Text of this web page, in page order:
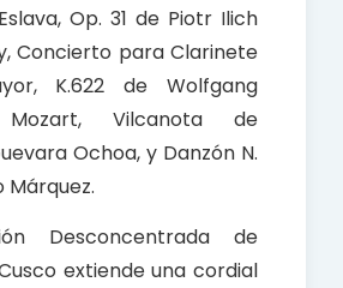
Op. 31 de Piotr Ilich
Concierto para Clarinete
K.622 de Wolfgang
Mozart, Vilcanota de
Ochoa, y Danzón N.
Márquez.
Desconcentrada de
extiende una cordial